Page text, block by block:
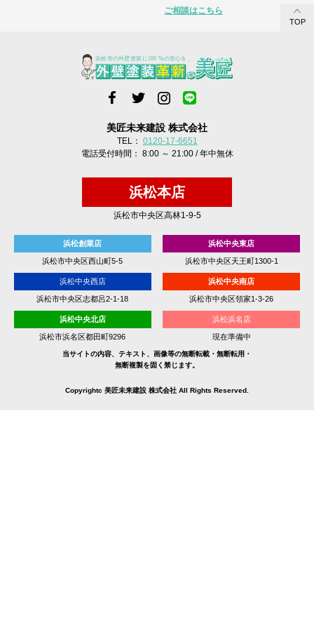
ご相談はこちら
TOP
美匠未来建設 株式会社
TEL： 0120-17-6651
電話受付時間： 8:00 ～ 21:00 / 年中無休
浜松本店
浜松市中央区高林1-9-5
浜松創業店
浜松市中央区西山町5-5
浜松中央東店
浜松市中央区天王町1300-1
浜松中央西店
浜松市中央区志都呂2-1-18
浜松中央南店
浜松市中央区領家1-3-26
浜松中央北店
浜松市浜名区都田町9296
浜松浜名店
現在準備中
当サイトの内容、テキスト、画像等の無断転載・無断転用・
無断複製を固く禁じます。
Copyrightc 美匠未来建設 株式会社 All Rights Reserved.